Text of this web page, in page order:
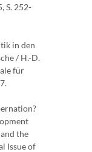
S. 252-
in den
/ H.-D.
für
the
Issue of